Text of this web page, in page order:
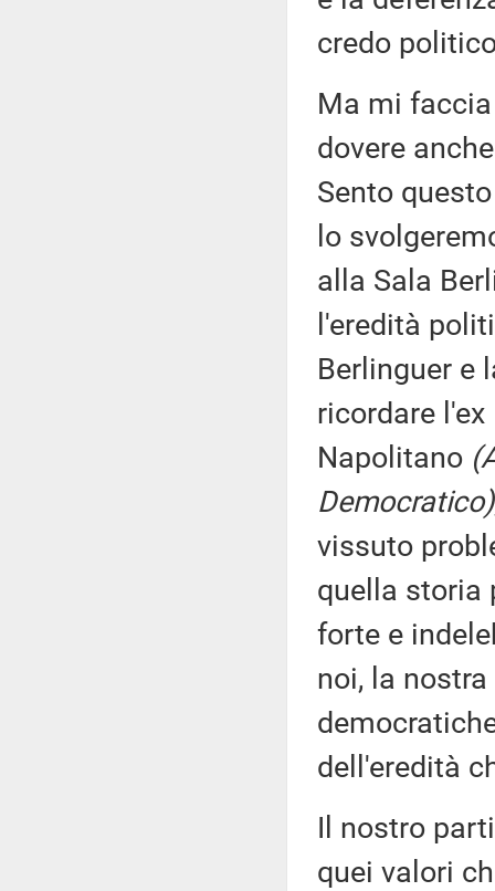
credo
Ma mi
dovere
Sento
lo
alla Sala
l'eredità
Berlinguer e
ricordare
Napolitano
Democratico)
vissuto
quella storia
forte e
noi, la
dell'eredità
Il nostro
quei valori